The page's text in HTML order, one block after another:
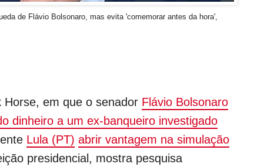
de Flávio Bolsonaro, mas evita 'comemorar antes da hora',
Horse, em que o senador Flávio Bolsonaro
dinheiro a um ex-banqueiro investigado
Lula (PT) abrir vantagem na simulação
presidencial, mostra pesquisa